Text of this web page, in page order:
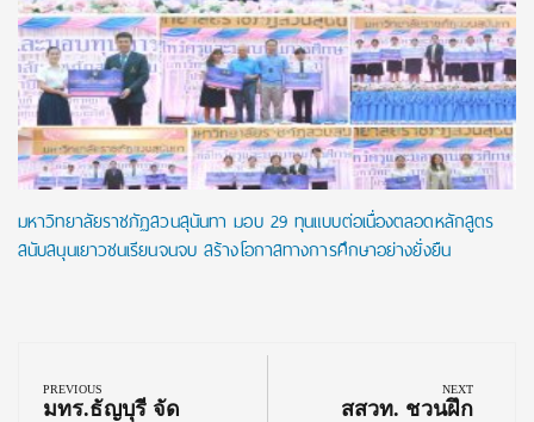
มหาวิทยาลัยราชภัฏสวนสุนันทา มอบ 29 ทุนแบบต่อเนื่องตลอดหลักสูตร
สนับสนุนเยาวชนเรียนจนจบ สร้างโอกาสทางการศึกษาอย่างยั่งยืน
navigation
PREVIOUS
Previous
มทร.ธัญบุรี จัด
NEXT
Next
สสวท. ชวนฝึก